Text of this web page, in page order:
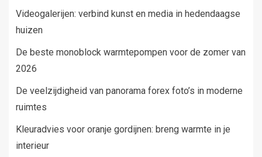
Videogalerijen: verbind kunst en media in hedendaagse
huizen
De beste monoblock warmtepompen voor de zomer van
2026
De veelzijdigheid van panorama forex foto’s in moderne
ruimtes
Kleuradvies voor oranje gordijnen: breng warmte in je
interieur